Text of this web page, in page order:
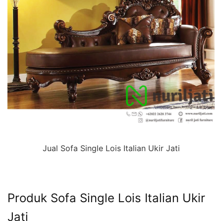
Jual Sofa Single Lois Italian Ukir Jati
Produk Sofa Single Lois Italian Ukir
Jati